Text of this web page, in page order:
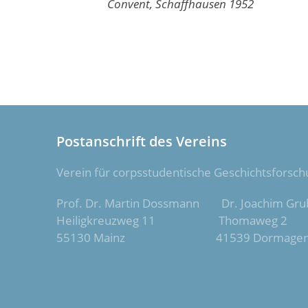
Convent, Schaffhausen 1952
Postanschrift des Vereins
Verein für corpsstudentische
Prof. Dr. Martin Dossmann Dr. Joachim
Heiligkreuzweg 11 Thomaweg 2
55130 Mainz 41539